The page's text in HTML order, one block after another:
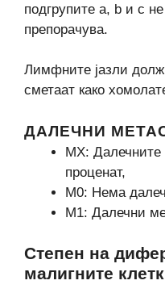
подгрупите a, b и c
препорачува.
Лимфните јазли долж
сметаат како
ДАЛЕЧНИ
МX: Далечните
проценат,
М0: Нема
М1: Далечни
Степен на
малигните